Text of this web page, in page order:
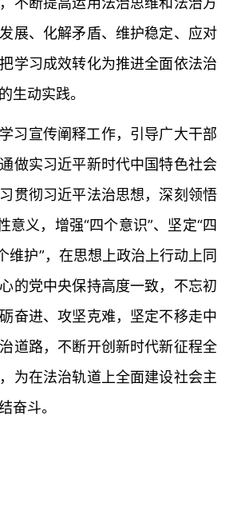
展、化解矛盾、维护稳定、应对
学习成效转化为推进全面依法治
生动实践。
习宣传阐释工作，引导广大干部
做实习近平新时代中国特色社会
贯彻习近平法治思想，深刻领悟
意义，增强“四个意识”、坚定“四
维护”，在思想上政治上行动上同
的党中央保持高度一致，不忘初
奋进、攻坚克难，坚定不移走中
道路，不断开创新时代新征程全
为在法治轨道上全面建设社会主
奋斗。